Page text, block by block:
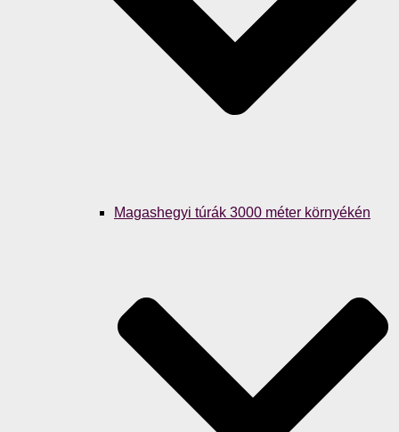
Magashegyi túrák 3000 méter környékén